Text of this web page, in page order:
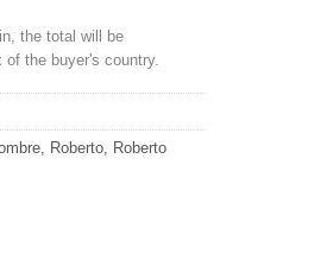
the total will be
the buyer's country.
Roberto
Roberto